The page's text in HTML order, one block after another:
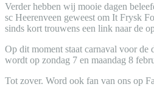
Verder hebben wij mooie dagen
sc Heerenveen geweest om It Frysk
sinds kort trouwens een link naar de
Op dit moment staat carnaval voor
wordt op zondag 7 en maandag 8
Tot zover. Word ook fan van ons op